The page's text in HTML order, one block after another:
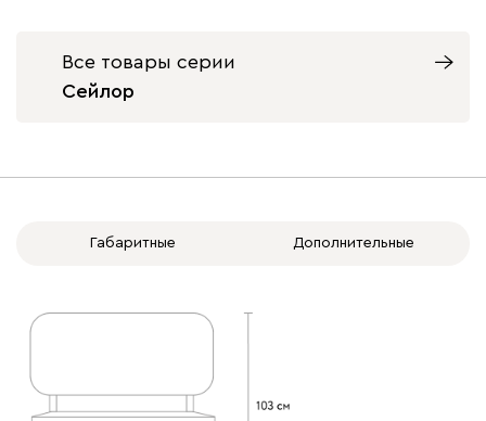
Все товары серии
Сейлор
Габаритные Дополнительные